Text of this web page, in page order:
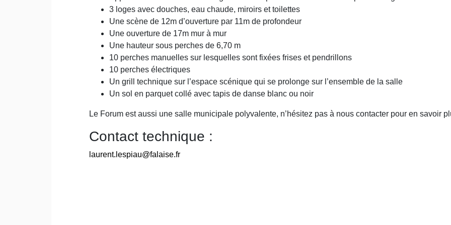
3 loges avec douches, eau chaude, miroirs et toilettes
Une scène de 12m d’ouverture par 11m de profondeur
Une ouverture de 17m mur à mur
Une hauteur sous perches de 6,70 m
10 perches manuelles sur lesquelles sont fixées frises et pendrillons
10 perches électriques
Un grill technique sur l’espace scénique qui se prolonge sur l’ensemble de la salle
Un sol en parquet collé avec tapis de danse blanc ou noir
Le Forum est aussi une salle municipale polyvalente, n’hésitez pas à nous contacter pour en savoir
Contact technique :
laurent.lespiau@falaise.fr